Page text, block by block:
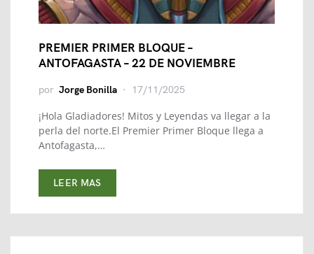
PREMIER PRIMER BLOQUE –
ANTOFAGASTA – 22 DE NOVIEMBRE
por Jorge Bonilla 17/11/2025
¡Hola Gladiadores! Mitos y Leyendas va llegar a la
perla del norte.El Premier Primer Bloque llega a
Antofagasta,…
LEER MAS